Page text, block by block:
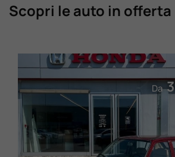
Scopri le auto in offerta
Da